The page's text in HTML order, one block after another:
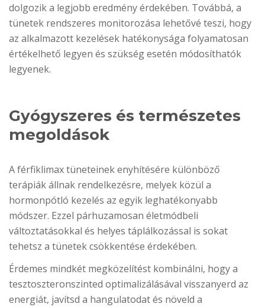
dolgozik a legjobb eredmény érdekében. Továbbá, a
tünetek rendszeres monitorozása lehetővé teszi, hogy
az alkalmazott kezelések hatékonysága folyamatosan
értékelhető legyen és szükség esetén módosíthatók
legyenek.
Gyógyszeres és természetes
megoldások
A férfiklimax tüneteinek enyhítésére különböző
terápiák állnak rendelkezésre, melyek közül a
hormonpótló kezelés az egyik leghatékonyabb
módszer. Ezzel párhuzamosan életmódbeli
változtatásokkal és helyes táplálkozással is sokat
tehetsz a tünetek csökkentése érdekében.
Érdemes mindkét megközelítést kombinálni, hogy a
tesztoszteronszinted optimalizálásával visszanyerd az
energiát, javítsd a hangulatodat és növeld a